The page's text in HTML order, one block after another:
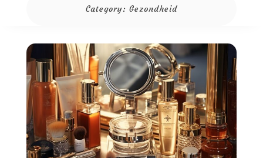
Category: Gezondheid